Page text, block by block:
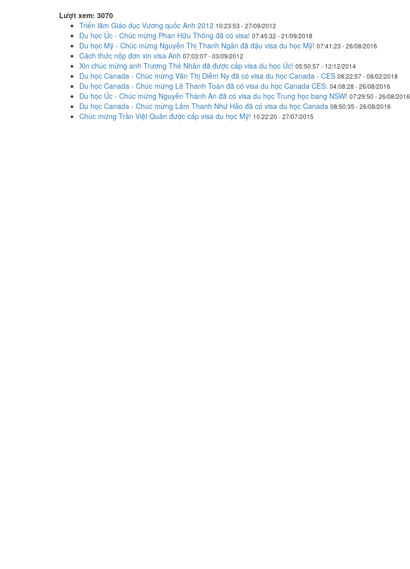
Lượt xem: 3070
Triển lãm Giáo dục Vương quốc Anh 2012 10:23:53 - 27/09/2012
Du học Úc - Chúc mừng Phan Hữu Thông đã có visa! 07:45:32 - 21/09/2018
Du học Mỹ - Chúc mừng Nguyễn Thị Thanh Ngân đã đậu visa du học Mỹ! 07:41:23 - 26/08/2016
Cách thức nộp đơn xin visa Anh 07:03:07 - 03/09/2012
Xin chúc mừng anh Trương Thế Nhân đã được cấp visa du học Úc! 05:50:57 - 12/12/2014
Du học Canada - Chúc mừng Văn Thị Diễm Ny đã có visa du học Canada - CES 08:22:57 - 08/02/2018
Du học Canada - Chúc mừng Lê Thanh Toàn đã có visa du học Canada CES: 04:08:28 - 26/08/2016
Du học Úc - Chúc mừng Nguyễn Thành An đã có visa du học Trung học bang NSW! 07:29:50 - 26/08/2016
Du học Canada - Chúc mừng Lâm Thanh Như Hảo đã có visa du học Canada 08:50:35 - 26/08/2016
Chúc mừng Trần Việt Quân được cấp visa du học Mỹ! 10:22:20 - 27/07/2015